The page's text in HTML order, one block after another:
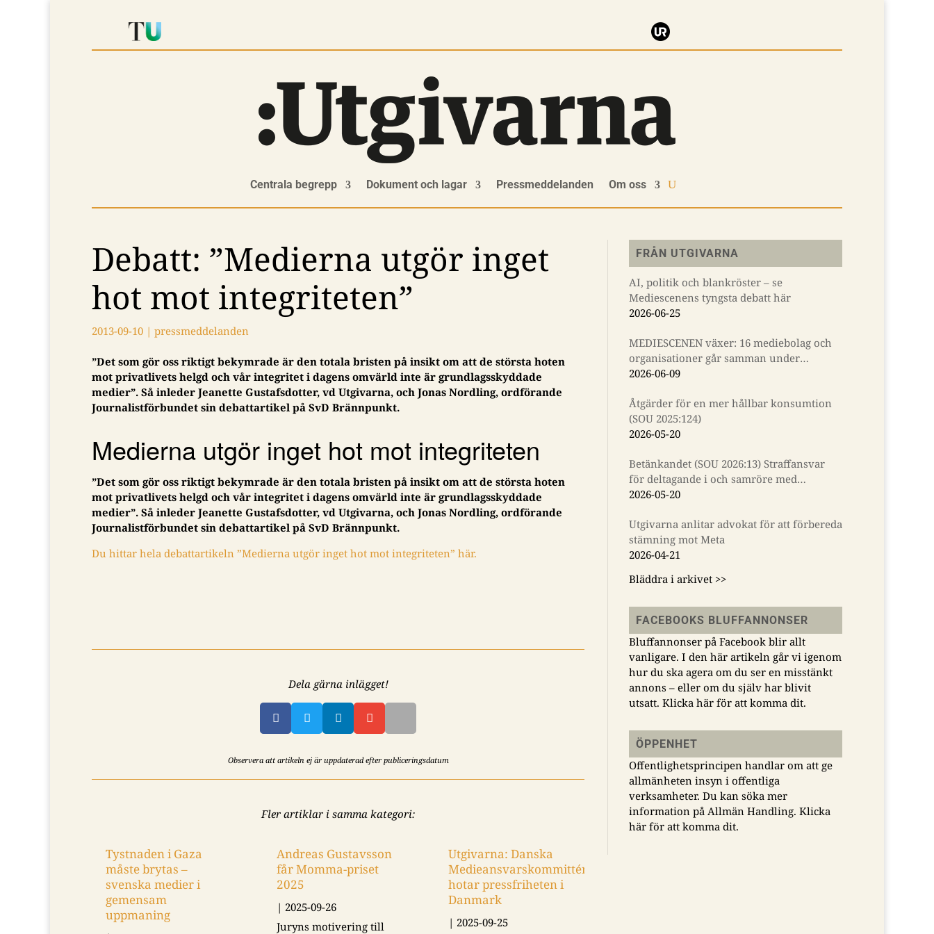
Centrala begrepp Dokument och lagar Pressmeddelanden Om oss
Debatt: ”Medierna utgör inget
hot mot integriteten”
2013-09-10 | pressmeddelanden
”Det som gör oss riktigt bekymrade är den totala bristen på insikt om att de största hoten
mot privatlivets helgd och vår integritet i dagens omvärld inte är grundlagsskyddade
medier”. Så inleder Jeanette Gustafsdotter, vd Utgivarna, och Jonas Nordling, ordförande
Journalistförbundet sin debattartikel på SvD Brännpunkt.
Medierna utgör inget hot mot integriteten
”Det som gör oss riktigt bekymrade är den totala bristen på insikt om att de största hoten
mot privatlivets helgd och vår integritet i dagens omvärld inte är grundlagsskyddade
medier”. Så inleder Jeanette Gustafsdotter, vd Utgivarna, och Jonas Nordling, ordförande
Journalistförbundet sin debattartikel på SvD Brännpunkt.
Du hittar hela debattartikeln ”Medierna utgör inget hot mot integriteten” här.
Dela gärna inlägget!
   
Observera att artikeln ej är uppdaterad efter publiceringsdatum
Fler artiklar i samma kategori:
Tystnaden i Gaza
måste brytas –
svenska medier i
gemensam
uppmaning
Andreas Gustavsson
får Momma-priset
2025
| 2025-09-26
Juryns motivering till
Utgivarna: Danska
Medieansvarskommittén
hotar pressfriheten i
Danmark
| 2025-09-25
FRÅN UTGIVARNA
AI, politik och blankröster – se
Mediescenens tyngsta debatt här
2026-06-25
MEDIESCENEN växer: 16 mediebolag och
organisationer går samman under
Almedalsveckan
2026-06-09
Åtgärder för en mer hållbar konsumtion
(SOU 2025:124)
2026-05-20
Betänkandet (SOU 2026:13) Straffansvar
för deltagande i och samröre med
kriminella sammanslutningar
2026-05-20
Utgivarna anlitar advokat för att förbereda
stämning mot Meta
2026-04-21
Bläddra i arkivet >>
FACEBOOKS BLUFFANNONSER
Bluffannonser på Facebook blir allt
vanligare. I den här artikeln går vi igenom
hur du ska agera om du ser en misstänkt
annons – eller om du själv har blivit
utsatt. Klicka här för att komma dit.
ÖPPENHET
Offentlighetsprincipen handlar om att ge
allmänheten insyn i offentliga
verksamheter. Du kan söka mer
information på Allmän Handling. Klicka
här för att komma dit.